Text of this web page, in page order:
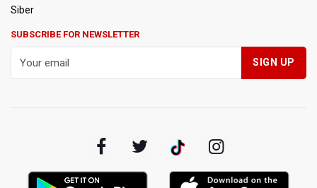
Dikembangkan di Indonesia
Korlantas Polri dan Jasa Marga Bahas Zero ODOL hingga
Integrasi Teknologi Tol Jelang Libur Nataru
Nasional Bromo Tengger Semeru, Tiga Jalur Akses
Siber
SUBSCRIBE FOR NEWSLETTER